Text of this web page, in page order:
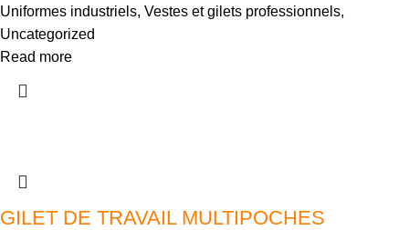
Uniformes industriels, Vestes et gilets professionnels,
Uncategorized
Read more
GILET DE TRAVAIL MULTIPOCHES